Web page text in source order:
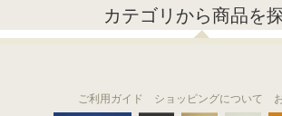
カテゴリから商品を
ご利用ガイド ショッピングについて